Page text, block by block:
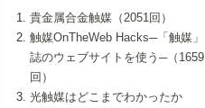
8号 高機能化ポリオレフィンに向けた重合
触媒の最近の進展
7号 持続可能社会実現のための触媒および
触媒関連技術
5号 若手会員による触媒研究の未来展望1：
企業編
6号 第102回触媒討論会
7号 触媒・化学反応における計算化学の進
5号 こんな物質，あんな物質―新たな触媒
の可能性―
7号 『結晶の化学』を活かした触媒研究
5号 水素製造・貯蔵のための触媒技術の新
しい展開
6号 第98回触媒討論会
7号 基礎化学品製造の触媒技術
4号 水分解用光触媒材料
5号 時間分解分光の進歩と応用
6号 第96回触媒討論会
2号 第93回触媒討論会
3号 特殊エネルギー場の触媒反応
4号 生体内における金属の触媒作用
5号 ファインケミカルズの展開に寄与する
1号 なぜこの触媒が良いのか？
2号 第91回触媒討論会
3号 最近の自動車排ガス処理技術
4号 触媒研究の現状と将来─第90回触媒討論
▼44巻（2002年）
1号 高次制御された触媒の化学
2号 第89回触媒討論会
3号 触媒を利用した電気化学の新展開
▼43巻（2001年）
1号 グリーンケミストリーと触媒
2号 第87回触媒討論会特集号
▼42巻（2000年）
1号 触媒反応工学の明日を拓く
▼41巻（1999年）
貴金属合金触媒（2051回）
触媒OnTheWeb Hacks─「触媒」
誌のウェブサイトを使う─（1659
回）
光触媒はどこまでわかったか